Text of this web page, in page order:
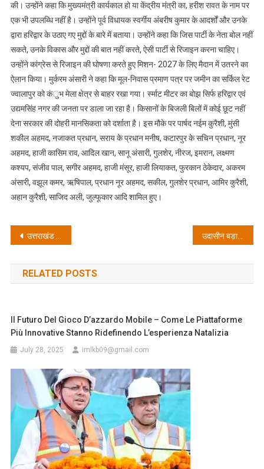
की। उन्होंने कहा कि मुख्यमंत्री कार्यकाल हो या केंद्रीय मंत्री का, हरीश रावत के नाम पर
एक भी उपलब्धि नहीं है। उन्होंने पूर्व विधायक स्वर्गीय अंबरीष कुमार के आदर्शों और उनके
द्वारा हरिद्वार के उठाए गए मुद्दों के बारे में बताया। उन्होंने कहा कि जिस पार्टी के नेता बोल नहीं
सकते, उनके विकास और मुद्दों की बात नहीं करते, ऐसी पार्टी से रिजाइन करना चाहिए।
उन्होंने कांग्रेस से रिजाइन की घोषणा करते हुए मिशन- 2027 के लिए मैदान में उतरने का
ऐलान किया। मुर्करम अंसारी ने कहा कि मूल-निवास प्रमाण पत्र पर जमीन का सर्किल रेट
ज्वालापुर को कंुभ मेला क्षेत्र से बाहर रखा गया। र्स्माट मीटर का बोझ सिर्फ हरिद्वार एवं
उद्यमसिंह नगर की जनता पर डाला जा रहा है। किसानों के बिजली बिलों में कोई छूट नहीं
देना सरकार की दोहरी मानसिकता को दर्शाता है। इस मौके पर पार्षद नईम कुरैशी, मुंसी
शकील अहमद, नजाकत प्रधान, सराय के प्रधान मनीष, कटारपुर के सचिन प्रधान, नूर
अहमद, हाजी कासिम राव, आदिल खान, सानू अंसारी, गुलशेर, नीरज, इमरान, लक्ष्मण
कश्यप, संजीव पाल, सगीर अहमद, हाजी मंसूर, हाजी लियाकत, फुरकान ठेकेदार, अकरम
अंसारी, वझूल कमर, ऋषिपाल, प्रधान नूर अहमद, सकील, गुलशेर प्रधान, आमिर कुरैशी,
अहान कुरैशी, साजिद अली, जुल्फूकार आदि शामिल हुए।
Post
navigation
उत्तराखंड राज्य के स्थापना रजत जयंती सप्ताह कार्यक्रम के अवसर पर हरिद्वार जनपद के राज्य आंदोलनकारियों को किया गया सम्मानित उदासीन बड़ा अखाड़े के पदाधिकारियों पर संतों को फसाने के लगाए आरोप
RELATED POSTS
Il Futuro Del Gioco D’azzardo Mobile – Come Le Piattaforme
Più Innovative Stanno Ridefinendo L’esperienza Natalizia
July 28, 2025 imlkb09@gmail.com